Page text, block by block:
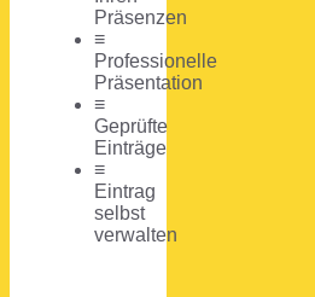
Präsenzen
≡
Professionelle
Präsentation
≡
Geprüfte
Einträge
≡
Eintrag
selbst
verwalten